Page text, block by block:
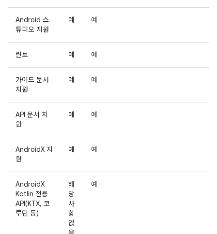
Android 스
튜디오 지원
예 예
린트 예 예
가이드 문서
지원
예 예
API 문서 지
원
예 예
AndroidX 지
원
예 예
AndroidX
Kotlin 전용
API(KTX, 코
루틴 등)
해
당
사
항
없
예